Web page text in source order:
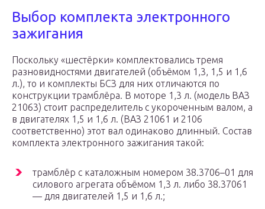
Выбор комплекта электронного
зажигания
Поскольку «шестёрки» комплектовались тремя
разновидностями двигателей (объёмом 1,3, 1,5 и 1,6
л.), то и комплекты БСЗ для них отличаются по
конструкции трамблёра. В моторе 1,3 л. (модель ВАЗ
21063) стоит распределитель с укороченным валом, а
в двигателях 1,5 и 1,6 л. (ВАЗ 21061 и 2106
соответственно) этот вал одинаково длинный. Состав
комплекта электронного зажигания такой:
трамблёр с каталожным номером 38.3706–01 для
силового агрегата объёмом 1,3 л. либо 38.37061
— для двигателей 1,5 и 1,6 л.;